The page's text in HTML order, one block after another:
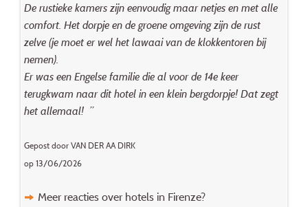
De rustieke kamers zijn eenvoudig maar netjes en met alle
comfort. Het dorpje en de groene omgeving zijn de rust
zelve (je moet er wel het lawaai van de klokkentoren bij
nemen).
Er was een Engelse familie die al voor de 14e keer
terugkwam naar dit hotel in een klein bergdorpje! Dat zegt
het allemaal! ”
Gepost door VAN DER AA DIRK
op 13/06/2026
Meer reacties over hotels in Firenze?